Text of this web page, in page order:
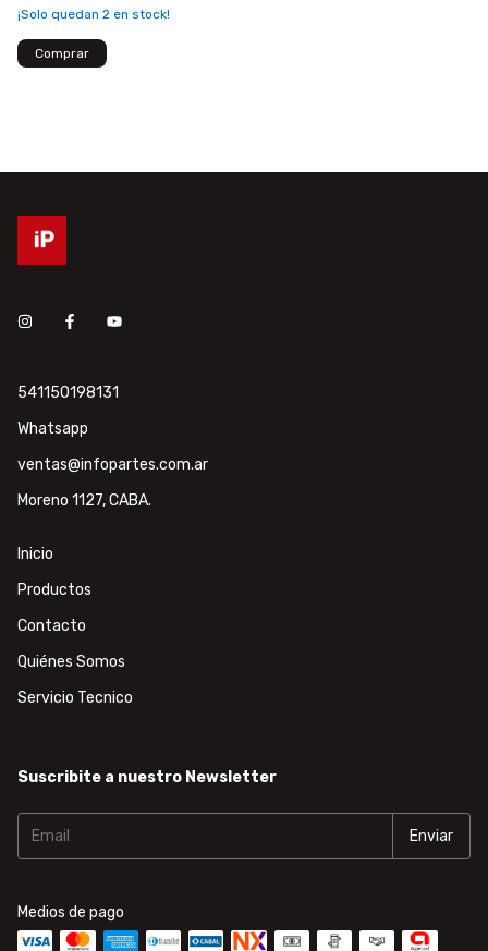
¡Solo quedan 2 en stock!
541150198131
Whatsapp
ventas@infopartes.com.ar
Moreno 1127, CABA.
Inicio
Productos
Contacto
Quiénes Somos
Servicio Tecnico
Suscribite a nuestro Newsletter
Medios de pago